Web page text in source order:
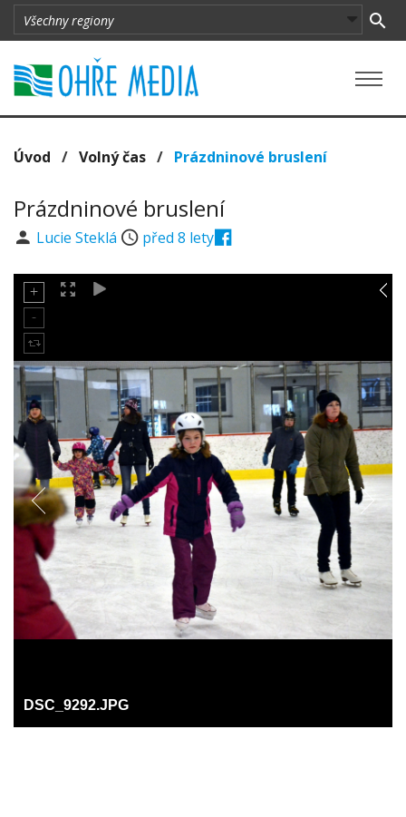
Úvod / Volný čas / Prázdninové bruslení
Prázdninové bruslení
Lucie Steklá před 8 lety
DSC_9292.JPG